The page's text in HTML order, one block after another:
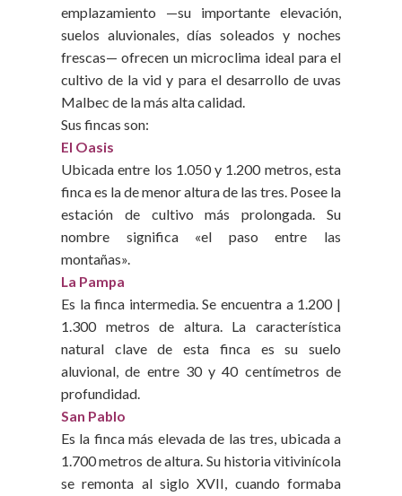
emplazamiento —su importante elevación,
suelos aluvionales, días soleados y noches
frescas— ofrecen un microclima ideal para el
cultivo de la vid y para el desarrollo de uvas
Malbec de la más alta calidad.
Sus fincas son:
El Oasis
Ubicada entre los 1.050 y 1.200 metros, esta
finca es la de menor altura de las tres. Posee la
estación de cultivo más prolongada. Su
nombre significa «el paso entre las
montañas».
La Pampa
Es la finca intermedia. Se encuentra a 1.200 |
1.300 metros de altura. La característica
natural clave de esta finca es su suelo
aluvional, de entre 30 y 40 centímetros de
profundidad.
San Pablo
Es la finca más elevada de las tres, ubicada a
1.700 metros de altura. Su historia vitivinícola
se remonta al siglo XVII, cuando formaba